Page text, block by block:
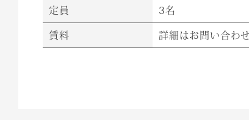
定員 3名
賃料 詳細はお問い合わ